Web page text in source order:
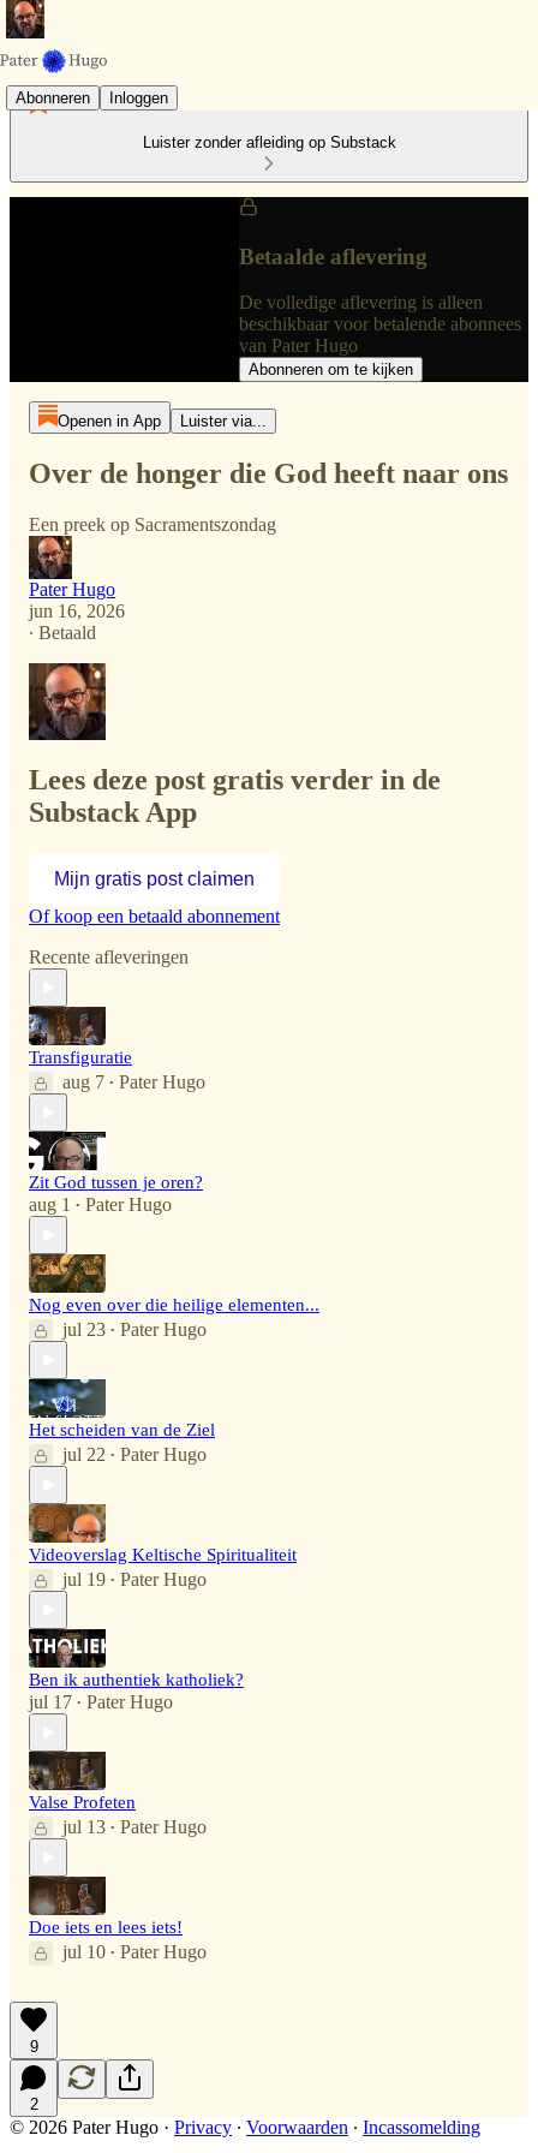
Abonneren Inloggen
Luister zonder afleiding op Substack
Betaalde aflevering
De volledige aflevering is alleen
beschikbaar voor betalende abonnees
van Pater Hugo
Abonneren om te kijken
Openen in App Luister via...
Over de honger die God heeft naar ons
Een preek op Sacramentszondag
Pater Hugo
jun 16, 2026
∙ Betaald
Lees deze post gratis verder in de
Substack App
Mijn gratis post claimen
Of koop een betaald abonnement
Recente afleveringen
Transfiguratie
aug 7 • Pater Hugo
Zit God tussen je oren?
aug 1 • Pater Hugo
Nog even over die heilige elementen...
jul 23 • Pater Hugo
Het scheiden van de Ziel
jul 22 • Pater Hugo
Videoverslag Keltische Spiritualiteit
jul 19 • Pater Hugo
Ben ik authentiek katholiek?
jul 17 • Pater Hugo
Valse Profeten
jul 13 • Pater Hugo
Doe iets en lees iets!
jul 10 • Pater Hugo
9
2
© 2026 Pater Hugo · Privacy ∙ Voorwaarden ∙ Incassomelding